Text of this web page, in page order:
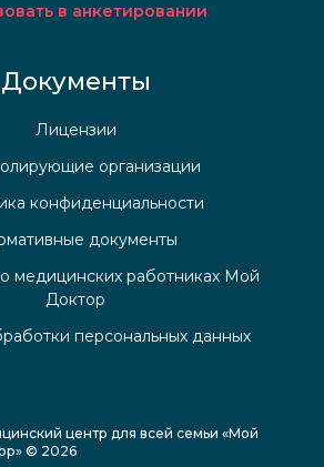
в анкетировании
Документы
Лицензии
организации
конфиденциальности
документы
медицинских работниках Мой
Доктор
персональных данных
центр для всей семьи «Мой
© 2026